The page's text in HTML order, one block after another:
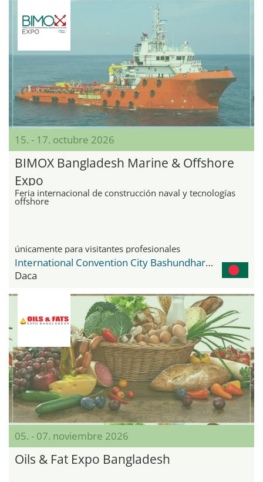
15. - 17. octubre 2026
BIMOX Bangladesh Marine & Offshore
Expo
Feria internacional de construcción naval y tecnologías
offshore
únicamente para visitantes profesionales
International Convention City Bashundhara - ICCB
Daca
05. - 07. noviembre 2026
Oils & Fat Expo Bangladesh